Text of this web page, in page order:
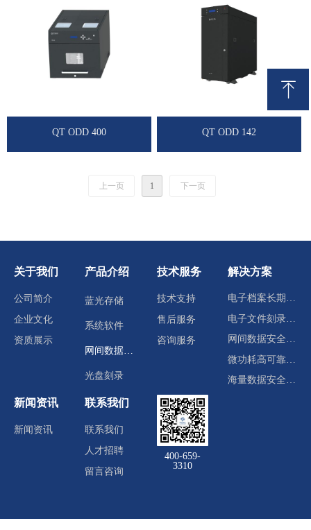
QT ODD 400 QT ODD 142
上一页 1 下一页
关于我们
公司简介
企业文化
资质展示
产品介绍
蓝光存储
系统软件
网间数据交换
光盘刻录
技术服务
技术支持
售后服务
咨询服务
解决方案
电子档案长期归档存储
网间数据安全交换
海量数据安全存储
联系我们
联系我们
人才招聘
留言咨询
400-659-
3310
新闻资讯
新闻资讯
ꁸ